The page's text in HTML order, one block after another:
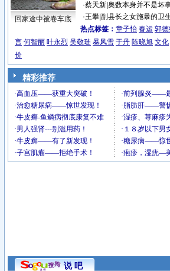
回家途中被卷车底
·蔡天新| 奥数本身并不是坏
·王攀| 副县长之女施暴的卫
热点标签： 章子怡 春运 郭德
言 何智丽 叶永烈 吴敬琏 暴风雪 于丹 陈晓旭 文化
价
精彩推荐
说 吧